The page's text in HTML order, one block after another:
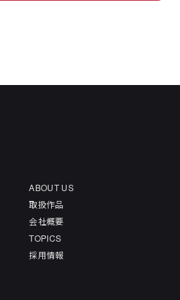
ABOUT US
取扱作品
会社概要
TOPICS
採用情報